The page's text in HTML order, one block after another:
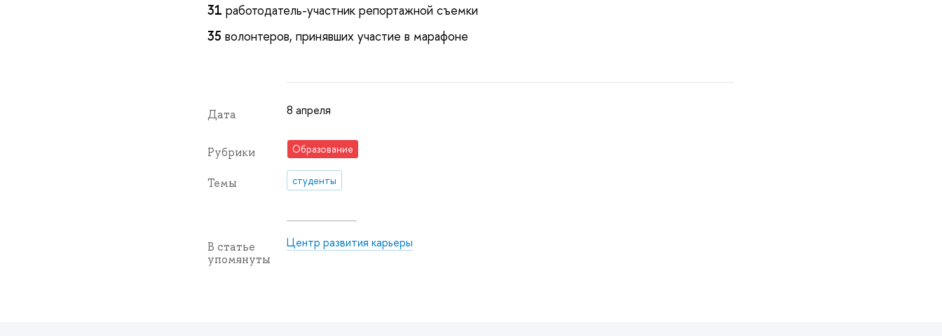
31 работодатель-участник репортажной съемки
35 волонтеров, принявших участие в марафоне
Дата 8 апреля
Рубрики Образование
Темы студенты
В статье
упомянуты
Центр развития карьеры